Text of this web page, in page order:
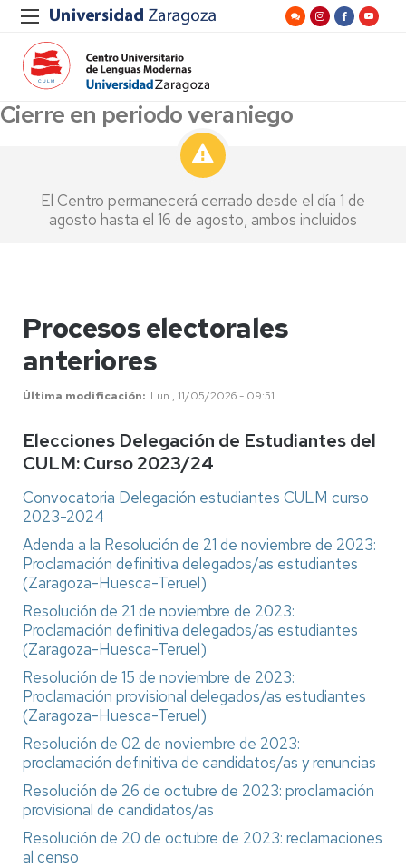
Cierre en periodo veraniego
El Centro permanecerá cerrado desde el día 1 de
agosto hasta el 16 de agosto, ambos incluidos
Procesos electorales
anteriores
Última modificación Lun , 11/05/2026 - 09:51
Elecciones Delegación de Estudiantes del
CULM: Curso 2023/24
Convocatoria Delegación estudiantes CULM curso
2023-2024
Adenda a la Resolución de 21 de noviembre de 2023:
Proclamación definitiva delegados/as estudiantes
(Zaragoza-Huesca-Teruel)
Resolución de 21 de noviembre de 2023:
Proclamación definitiva delegados/as estudiantes
(Zaragoza-Huesca-Teruel)
Resolución de 15 de noviembre de 2023:
Proclamación provisional delegados/as estudiantes
(Zaragoza-Huesca-Teruel)
Resolución de 02 de noviembre de 2023:
proclamación definitiva de candidatos/as y renuncias
Resolución de 26 de octubre de 2023: proclamación
provisional de candidatos/as
Resolución de 20 de octubre de 2023: reclamaciones
al censo